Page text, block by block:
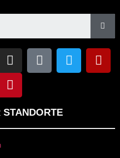
STANDORTE